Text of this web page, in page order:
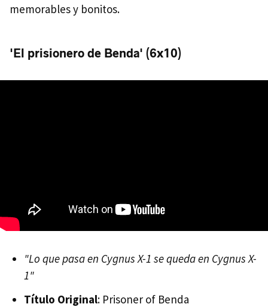
memorables y bonitos.
'El prisionero de Benda' (6x10)
"Lo que pasa en Cygnus X-1 se queda en Cygnus X-
1"
Título Original: Prisoner of Benda